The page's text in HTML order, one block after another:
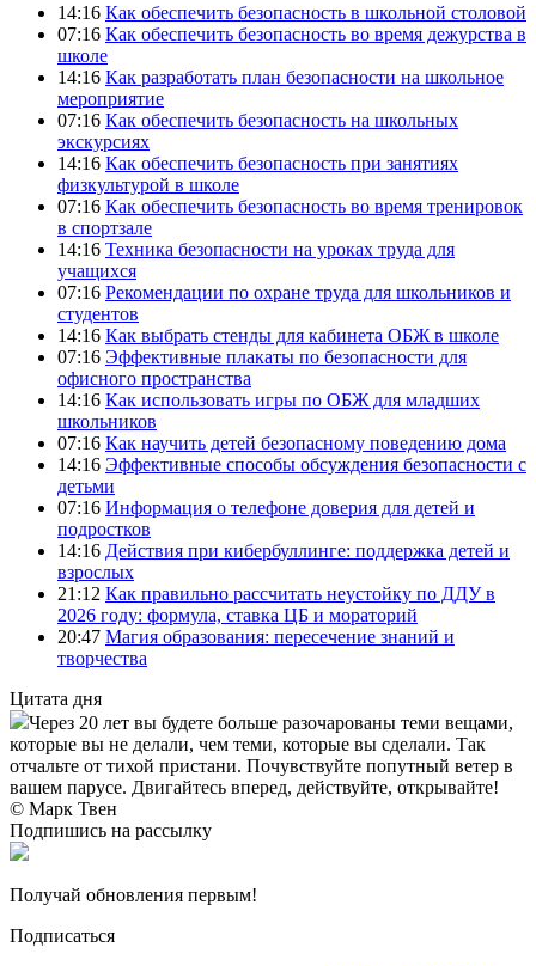
14:16 Как обеспечить безопасность в школьной столовой
07:16 Как обеспечить безопасность во время дежурства в
школе
14:16 Как разработать план безопасности на школьное
мероприятие
07:16 Как обеспечить безопасность на школьных
экскурсиях
14:16 Как обеспечить безопасность при занятиях
физкультурой в школе
07:16 Как обеспечить безопасность во время тренировок
в спортзале
14:16 Техника безопасности на уроках труда для
учащихся
07:16 Рекомендации по охране труда для школьников и
студентов
14:16 Как выбрать стенды для кабинета ОБЖ в школе
07:16 Эффективные плакаты по безопасности для
офисного пространства
14:16 Как использовать игры по ОБЖ для младших
школьников
07:16 Как научить детей безопасному поведению дома
14:16 Эффективные способы обсуждения безопасности с
детьми
07:16 Информация о телефоне доверия для детей и
подростков
14:16 Действия при кибербуллинге: поддержка детей и
взрослых
21:12 Как правильно рассчитать неустойку по ДДУ в
2026 году: формула, ставка ЦБ и мораторий
20:47 Магия образования: пересечение знаний и
творчества
Цитата дня
Через 20 лет вы будете больше разочарованы теми вещами,
которые вы не делали, чем теми, которые вы сделали. Так
отчальте от тихой пристани. Почувствуйте попутный ветер в
вашем парусе. Двигайтесь вперед, действуйте, открывайте!
© Марк Твен
Подпишись на рассылку
Получай обновления первым!
Подписаться